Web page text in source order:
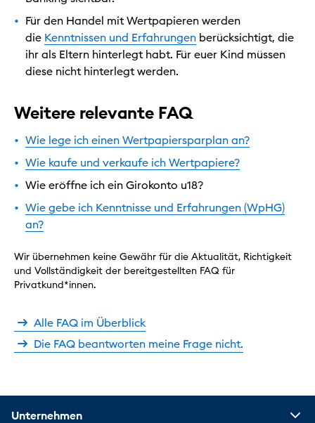
Für den Handel mit Wertpapieren werden
die Kenntnissen und Erfahrungen berücksichtigt, die
ihr als Eltern hinterlegt habt. Für euer Kind müssen
diese nicht hinterlegt werden.
Weitere relevante FAQ
Wie lege ich einen Wertpapiersparplan an?
Wie kaufe und verkaufe ich Wertpapiere?
Wie eröffne ich ein Girokonto u18?
Wie gebe ich Kenntnisse und Erfahrungen (WpHG)
an?
Wir übernehmen keine Gewähr für die Aktualität, Richtigkeit
und Vollständigkeit der bereitgestellten FAQ für
Privatkund*innen.
Alle FAQ im Überblick
Die FAQ beantworten meine Frage nicht.
Unternehmen